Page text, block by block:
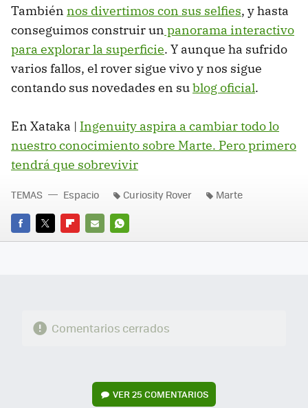
También nos divertimos con sus selfies, y hasta
conseguimos construir un panorama interactivo
para explorar la superficie. Y aunque ha sufrido
varios fallos, el rover sigue vivo y nos sigue
contando sus novedades en sublog oficial.
En Xataka | Ingenuity aspira a cambiar todo lo
nuestro conocimiento sobre Marte. Pero primero
tendrá que sobrevivir
FACEBOOK
TWITTERFLIPBOARD
E-
WHATSAPP
TEMAS Espacio Curiosity Rover Marte
Comentarios cerrados
VER25 COMENTARIOS